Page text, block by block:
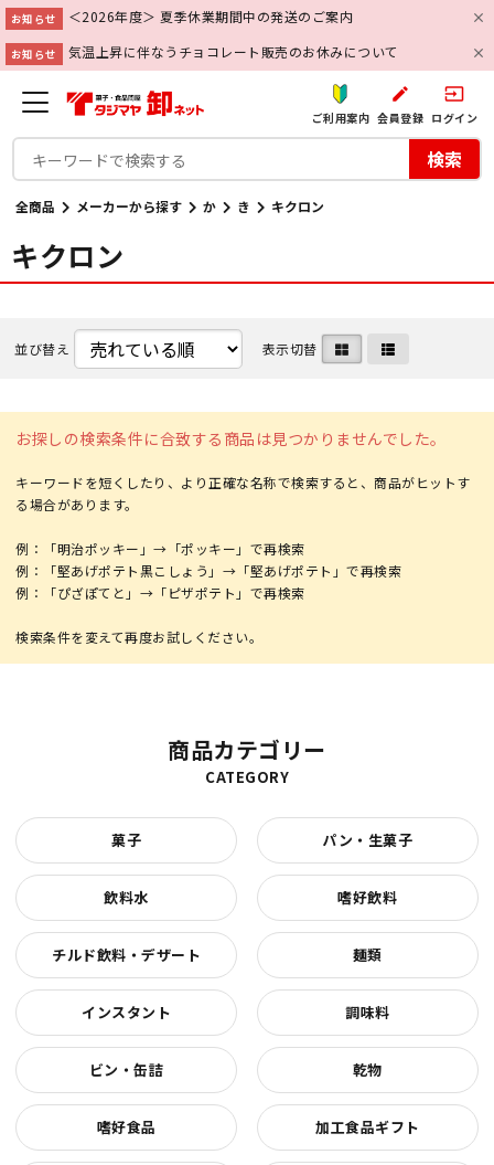
お知らせ ＜2026年度＞ 夏季休業期間中の発送のご案内
お知らせ 気温上昇に伴なうチョコレート販売のお休みについて
ご利用案内
create
会員登録
input
ログイン
検索
全商品 メーカーから探す か き キクロン
キクロン
並び替え 表示切替
お探しの検索条件に合致する商品は見つかりませんでした。
キーワードを短くしたり、より正確な名称で検索すると、商品がヒットす
る場合があります。
例：「明治ポッキー」→「ポッキー」で再検索
例：「堅あげポテト黒こしょう」→「堅あげポテト」で再検索
例：「ぴざぽてと」→「ピザポテト」で再検索
商品カテゴリー
CATEGORY
菓子 パン・生菓子
飲料水 嗜好飲料
チルド飲料・デザート 麺類
インスタント 調味料
ビン・缶詰 乾物
嗜好食品 加工食品ギフト